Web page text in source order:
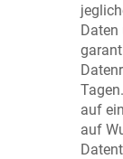
Daten
auf
auf